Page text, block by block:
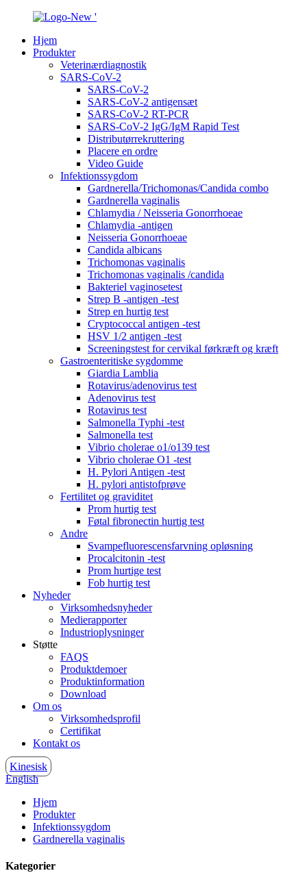
Hjem
Produkter
Veterinærdiagnostik
SARS-CoV-2
SARS-CoV-2
SARS-CoV-2 antigensæt
SARS-CoV-2 RT-PCR
SARS-CoV-2 IgG/IgM Rapid Test
Distributørrekruttering
Placere en ordre
Video Guide
Infektionssygdom
Gardnerella/Trichomonas/Candida combo
Gardnerella vaginalis
Chlamydia / Neisseria Gonorrhoeae
Chlamydia -antigen
Neisseria Gonorrhoeae
Candida albicans
Trichomonas vaginalis
Trichomonas vaginalis /candida
Bakteriel vaginosetest
Strep B -antigen -test
Strep en hurtig test
Cryptococcal antigen -test
HSV 1/2 antigen -test
Screeningstest for cervikal førkræft og kræft
Gastroenteritiske sygdomme
Giardia Lamblia
Rotavirus/adenovirus test
Adenovirus test
Rotavirus test
Salmonella Typhi -test
Salmonella test
Vibrio cholerae o1/o139 test
Vibrio cholerae O1 -test
H. Pylori Antigen -test
H. pylori antistofprøve
Fertilitet og graviditet
Prom hurtig test
Føtal fibronectin hurtig test
Andre
Svampefluorescensfarvning opløsning
Procalcitonin -test
Prom hurtige test
Fob hurtig test
Nyheder
Virksomhedsnyheder
Medierapporter
Industrioplysninger
Støtte
FAQS
Produktdemoer
Produktinformation
Download
Om os
Virksomhedsprofil
Certifikat
Kontakt os
Kinesisk
English
Hjem
Produkter
Infektionssygdom
Gardnerella vaginalis
Kategorier